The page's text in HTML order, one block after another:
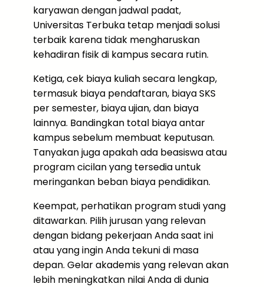
karyawan dengan jadwal padat,
Universitas Terbuka tetap menjadi solusi
terbaik karena tidak mengharuskan
kehadiran fisik di kampus secara rutin.
Ketiga, cek biaya kuliah secara lengkap,
termasuk biaya pendaftaran, biaya SKS
per semester, biaya ujian, dan biaya
lainnya. Bandingkan total biaya antar
kampus sebelum membuat keputusan.
Tanyakan juga apakah ada beasiswa atau
program cicilan yang tersedia untuk
meringankan beban biaya pendidikan.
Keempat, perhatikan program studi yang
ditawarkan. Pilih jurusan yang relevan
dengan bidang pekerjaan Anda saat ini
atau yang ingin Anda tekuni di masa
depan. Gelar akademis yang relevan akan
lebih meningkatkan nilai Anda di dunia